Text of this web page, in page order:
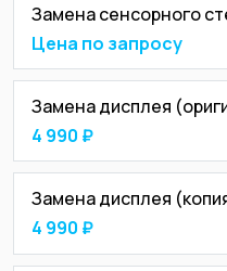
Замена сенсорного
Цена по запросу
Замена дисплея
4 990 ₽
Замена дисплея
4 990 ₽